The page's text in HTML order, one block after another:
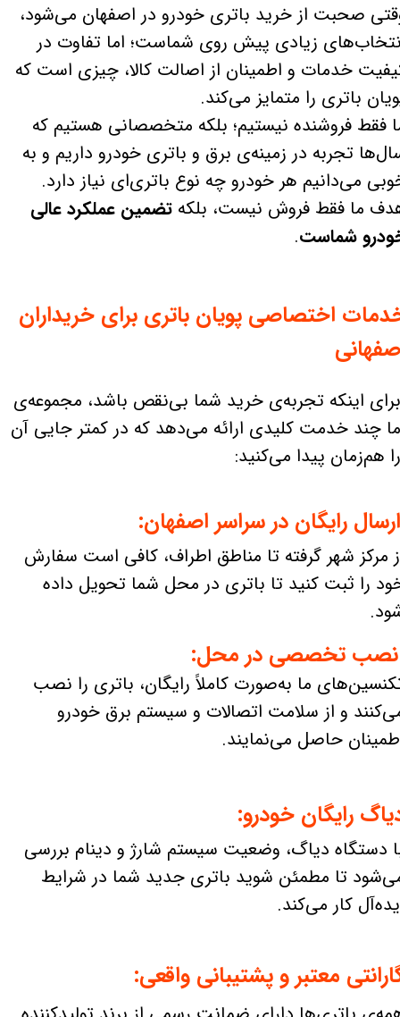
صحبت از خرید باتری خودرو در اصفهان می‌شود،
زیادی پیش روی شماست؛ اما تفاوت در
خدمات و اطمینان از اصالت کالا، چیزی است که
باتری را متمایز می‌کند.
فقط فروشنده نیستیم؛ بلکه متخصصانی هستیم که
تجربه در زمینه‌ی برق و باتری خودرو داریم و به
می‌دانیم هر خودرو چه نوع باتری‌ای نیاز دارد.
ما فقط فروش نیست، بلکه تضمین عملکرد عالی
شماست.
دستگاه دیاگ، وضعیت سیستم شارژ و دینام بررسی
تا مطمئن شوید باتری جدید شما در شرایط
کار می‌کند.
مرکز شهر گرفته تا مناطق اطراف، کافی است سفارش
را ثبت کنید تا باتری در محل شما تحویل داده
ما به‌صورت کاملاً رایگان، باتری را نصب
و از سلامت اتصالات و سیستم برق خودرو
حاصل می‌نمایند.
برای اینکه تجربه‌ی خرید شما بی‌نقص باشد، مجموعه‌ی
ما چند خدمت کلیدی ارائه می‌دهد که در کمتر جایی آن
را هم‌زمان پیدا می‌کنید:
تخصصی در محل:
ارسال رایگان در سراسر اصفهان:
اختصاصی پویان باتری برای خریداران
معتبر و پشتیبانی واقعی:
رایگان خودرو: